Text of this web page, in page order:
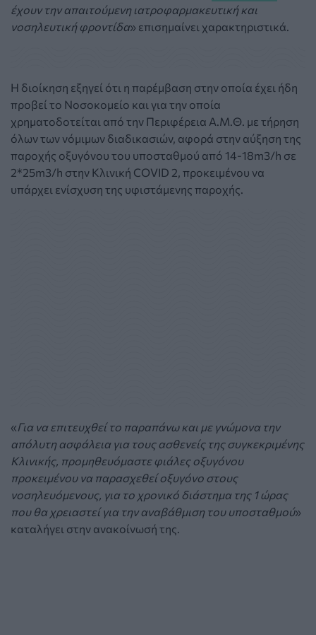
έχουν την απαιτούμενη ιατροφαρμακευτική και
νοσηλευτική φροντίδα» επισημαίνει χαρακτηριστικά.
Η διοίκηση εξηγεί ότι η παρέμβαση στην οποία έχει ήδη
προβεί το Νοσοκομείο και για την οποία
χρηματοδοτείται από την Περιφέρεια Α.Μ.Θ. με τήρηση
όλων των νόμιμων διαδικασιών, αφορά στην αύξηση της
παροχής οξυγόνου του υποσταθμού από 14-18m3/h σε
2*25m3/h στην Κλινική COVID 2, προκειμένου να
υπάρχει ενίσχυση της υφιστάμενης παροχής.
«Για να επιτευχθεί το παραπάνω και με γνώμονα την
απόλυτη ασφάλεια για τους ασθενείς της συγκεκριμένης
Κλινικής, προμηθευόμαστε φιάλες οξυγόνου
προκειμένου να παρασχεθεί οξυγόνο στους
νοσηλευόμενους, για το χρονικό διάστημα της 1 ώρας
που θα χρειαστεί για την αναβάθμιση του υποσταθμού»
καταλήγει στην ανακοίνωσή της.